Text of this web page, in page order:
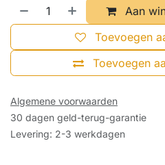
Aan
Toevoegen
Toevoegen
Algemene voorwaarden
30 dagen geld-terug-garantie
Levering: 2-3 werkdagen